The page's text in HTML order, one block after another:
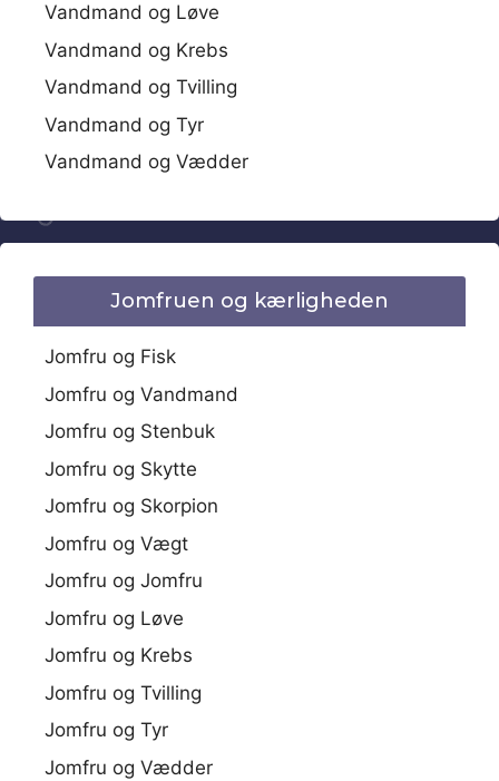
Vandmand og Løve
Vandmand og Krebs
Vandmand og Tvilling
Vandmand og Tyr
Vandmand og Vædder
Jomfruen og kærligheden
Jomfru og Fisk
Jomfru og Vandmand
Jomfru og Stenbuk
Jomfru og Skytte
Jomfru og Skorpion
Jomfru og Vægt
Jomfru og Jomfru
Jomfru og Løve
Jomfru og Krebs
Jomfru og Tvilling
Jomfru og Tyr
Jomfru og Vædder